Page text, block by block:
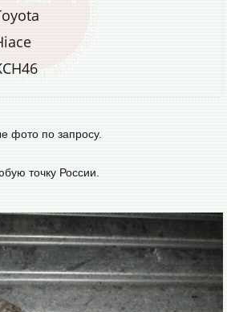
фото по запросу.
точку России.